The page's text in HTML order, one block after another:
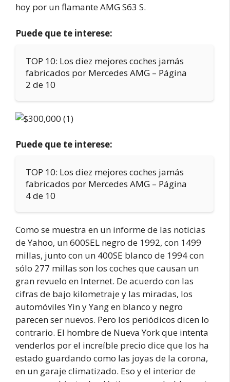
hoy por un flamante AMG S63 S.
Puede que te interese:
TOP 10: Los diez mejores coches jamás
fabricados por Mercedes AMG – Página
2 de 10
Puede que te interese:
TOP 10: Los diez mejores coches jamás
fabricados por Mercedes AMG – Página
4 de 10
Como se muestra en un informe de las noticias
de Yahoo, un 600SEL negro de 1992, con 1499
millas, junto con un 400SE blanco de 1994 con
sólo 277 millas son los coches que causan un
gran revuelo en Internet. De acuerdo con las
cifras de bajo kilometraje y las miradas, los
automóviles Yin y Yang en blanco y negro
parecen ser nuevos. Pero los periódicos dicen lo
contrario. El hombre de Nueva York que intenta
venderlos por el increíble precio dice que los ha
estado guardando como las joyas de la corona,
en un garaje climatizado. Eso y el interior de